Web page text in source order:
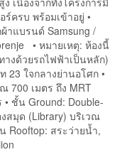
ครบ พร้อมเข้าอยู่ •
าแบรนด์ Samsung /
• หมายเหตุ: ห้องนี้
งด้วยรถไฟฟ้าเป็นหลัก)
23 ใจกลางย่านอโศก •
700 เมตร ถึง MRT
ชั้น Ground: Double-
งสมุด (Library) บริเวณ
สระว่ายน้ำ,